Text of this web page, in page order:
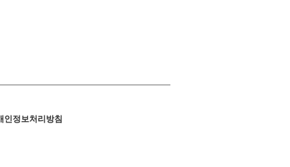
인정보처리방침